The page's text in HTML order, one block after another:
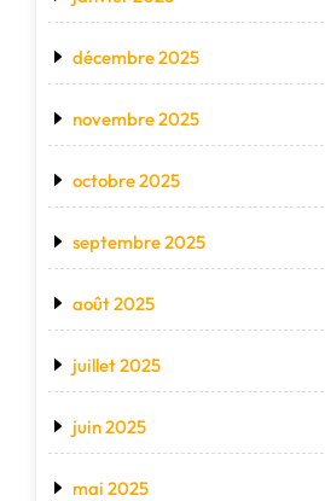
décembre 2025
novembre 2025
octobre 2025
septembre 2025
août 2025
juillet 2025
juin 2025
mai 2025